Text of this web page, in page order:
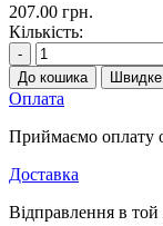
207.00 грн.
Кількість:
-
До кошика
Оплата
Приймаємо оплату
Доставка
Відправлення в